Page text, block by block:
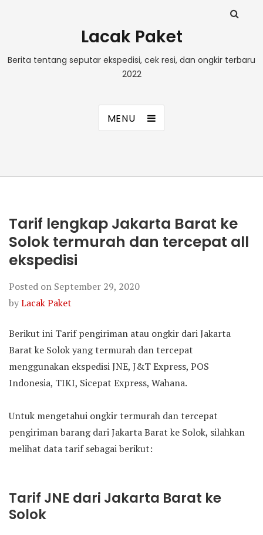
Lacak Paket
Berita tentang seputar ekspedisi, cek resi, dan ongkir terbaru
2022
MENU
Tarif lengkap Jakarta Barat ke
Solok termurah dan tercepat all
ekspedisi
Posted on September 29, 2020
byLacak Paket
Berikut ini Tarif pengiriman atau ongkir dari Jakarta
Barat ke Solok yang termurah dan tercepat
menggunakan ekspedisi JNE, J&T Express, POS
Indonesia, TIKI, Sicepat Express, Wahana.
Untuk mengetahui ongkir termurah dan tercepat
pengiriman barang dari Jakarta Barat ke Solok, silahkan
melihat data tarif sebagai berikut:
Tarif JNE dari Jakarta Barat ke
Solok